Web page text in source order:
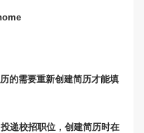
的需要重新创建简历才能填
递校招职位，创建简历时在